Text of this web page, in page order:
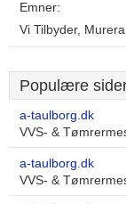
Emner:
Vi Tilbyder,
Populære
a-taulborg.dk
VVS- &
a-taulborg.dk
VVS- &